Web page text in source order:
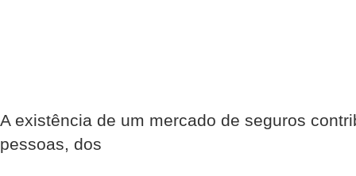
A existência de um mercado de seguros
pessoas, dos